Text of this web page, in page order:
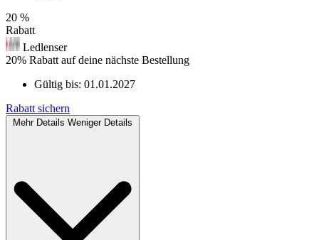
20 %
Rabatt
Ledlenser
20% Rabatt auf deine nächste Bestellung
Gültig bis: 01.01.2027
Rabatt sichern
Mehr Details Weniger Details